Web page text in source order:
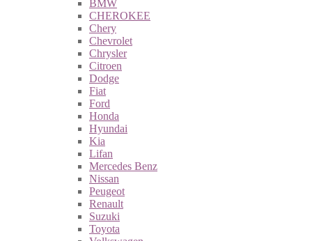
BMW
CHEROKEE
Chery
Chevrolet
Chrysler
Citroen
Dodge
Fiat
Ford
Honda
Hyundai
Kia
Lifan
Mercedes Benz
Nissan
Peugeot
Renault
Suzuki
Toyota